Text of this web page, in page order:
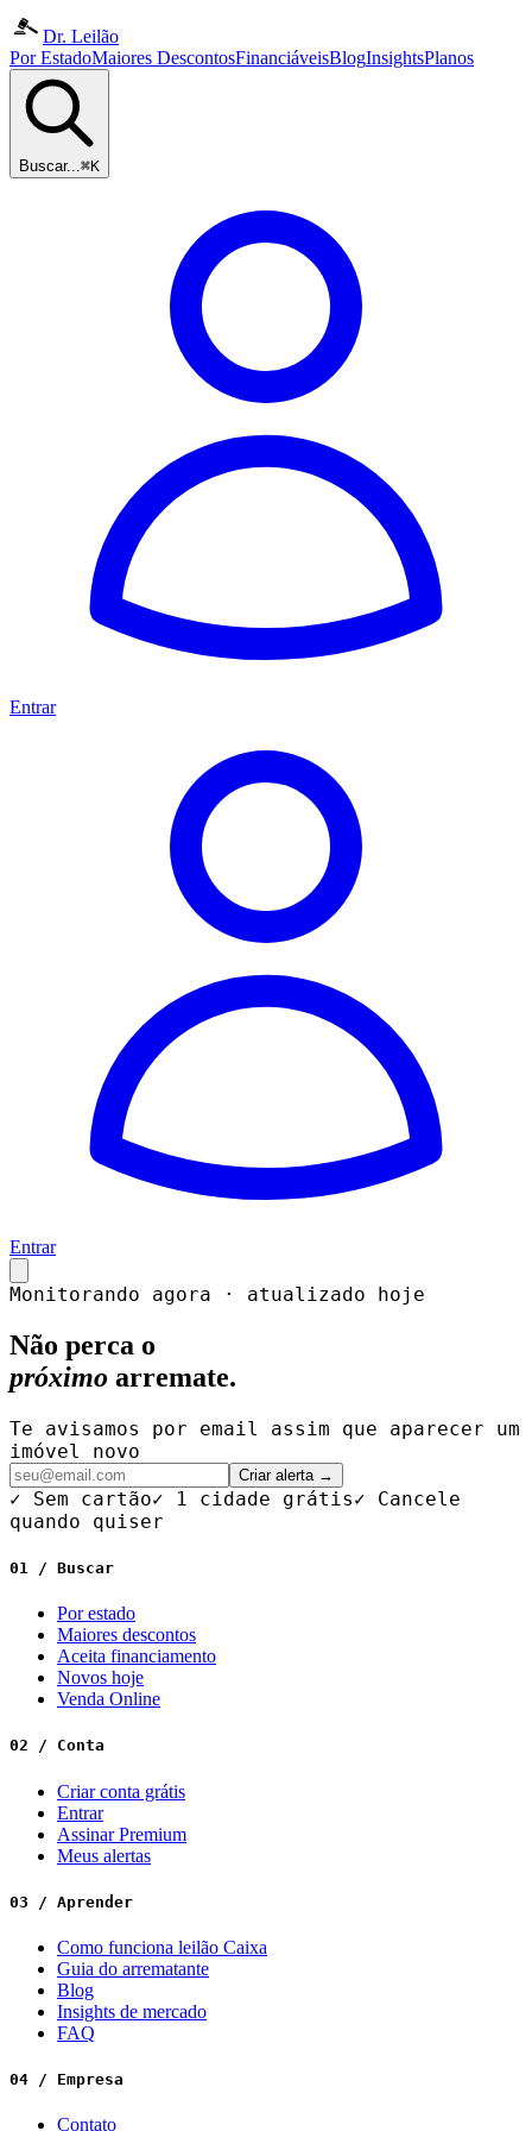
Dr. Leilão
Por EstadoMaiores DescontosFinanciáveisBlogInsightsPlanos
Buscar...⌘K
Entrar
Entrar
Monitorando agora · atualizado hoje
Não perca o
próximo arremate.
Te avisamos por email assim que aparecer um
imóvel novo
Criar alerta →
✓ Sem cartão✓ 1 cidade grátis✓ Cancele
quando quiser
01 / Buscar
Por estado
Maiores descontos
Aceita financiamento
Novos hoje
Venda Online
02 / Conta
Criar conta grátis
Entrar
Assinar Premium
Meus alertas
03 / Aprender
Como funciona leilão Caixa
Guia do arrematante
Blog
Insights de mercado
FAQ
04 / Empresa
Contato